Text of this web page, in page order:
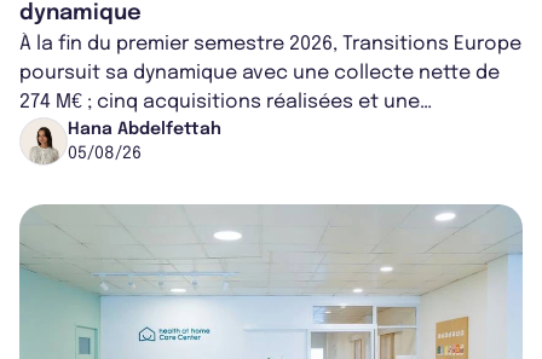
dynamique
À la fin du premier semestre 2026, Transitions Europe
poursuit sa dynamique avec une collecte nette de
274 M€ ; cinq acquisitions réalisées et une
capitalisation portée à 1,38 Md€....
Hana Abdelfettah
05/08/26